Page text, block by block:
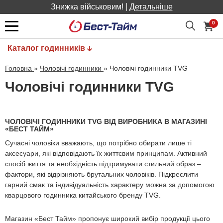
Знижка військовим! Детальніше
0
Каталог годинників
Головна » Чоловічі годинники » Чоловічі годинники TVG
Чоловічі годинники TVG
ЧОЛОВІЧІ ГОДИННИКИ TVG ВІД ВИРОБНИКА В МАГАЗИНІ
«БЕСТ ТАЙМ»
Сучасні чоловіки вважають, що потрібно обирати лише ті
аксесуари, які відповідають їх життєвим принципам. Активний
спосіб життя та необхідність підтримувати стильний образ –
фактори, які відрізняють брутальних чоловіків. Підкреслити
гарний смак та індивідуальність характеру можна за допомогою
кварцового годинника китайського бренду TVG.
Магазин «Бест Тайм» пропонує широкий вибір продукції цього